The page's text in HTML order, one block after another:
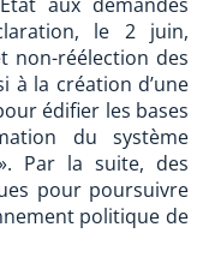
le 2 juin,
non-réélection des
à la création d’une
édifier les bases
du système
Par la suite, des
pour poursuivre
politique de